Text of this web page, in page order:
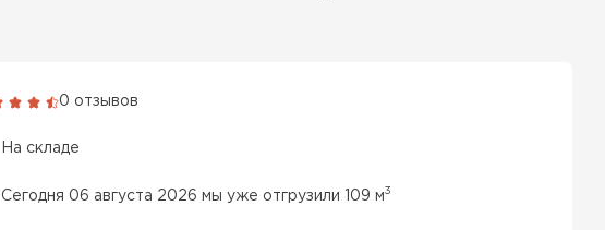
0 отзывов
На складе
Сегодня 06 августа 2026 мы уже отгрузили 109 м3